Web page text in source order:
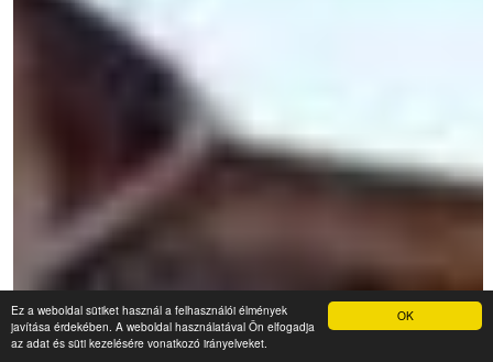
OK
Ez a weboldal sütiket használ a felhasználói élmények
javítása érdekében. A weboldal használatával Ön elfogadja
az adat és süti kezelésére vonatkozó irányelveket.